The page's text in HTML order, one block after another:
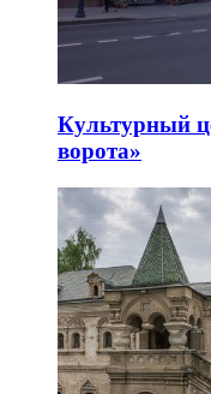
Культурный
ворота»